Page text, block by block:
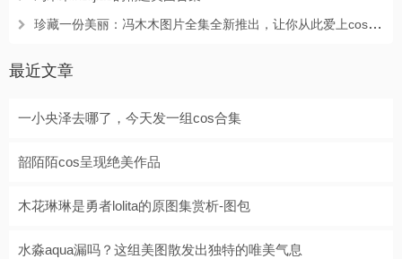
珍藏一份美丽：冯木木图片全集全新推出，让你从此爱上cosplay。
最近文章
一小央泽去哪了，今天发一组cos合集
韶陌陌cos呈现绝美作品
木花琳琳是勇者lolita的原图集赏析-图包
水淼aqua漏吗？这组美图散发出独特的唯美气息